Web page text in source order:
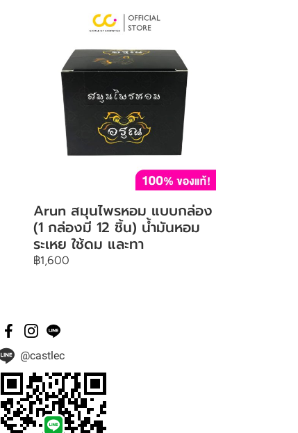
Arun สมุนไพรหอม แบบกล่อง
(1 กล่องมี 12 ชิ้น) น้ำมันหอม
ระเหย ใช้ดม และทา
฿1,600
@castlec